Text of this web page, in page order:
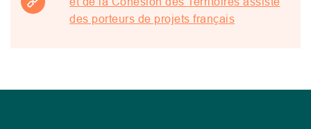
des porteurs de projets français